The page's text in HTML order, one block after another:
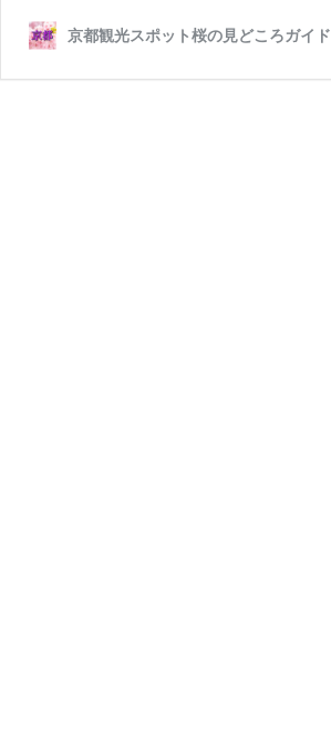
京都観光スポット桜の見どころガイド